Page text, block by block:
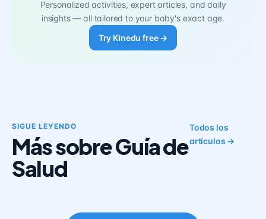
Personalized activities, expert articles, and daily
insights — all tailored to your baby's exact age.
Try Kinedu free →
SIGUE LEYENDO
Más sobre Guía de
Salud
Todos los
artículos →